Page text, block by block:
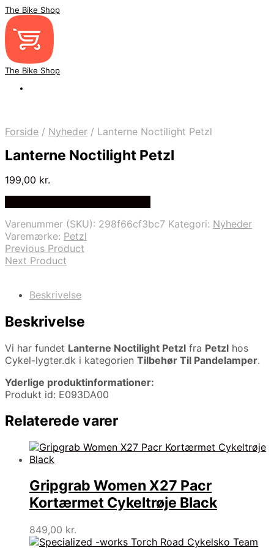
The Bike Shop
The Bike Shop
Forside / Nyheder / Lanterne Noctilight Petzl
Lanterne Noctilight Petzl
199,00 kr.
Varenummer (SKU): 298f66cf3bc7 Kategori: Nyheder
Varemærke: Petzl
Previous Product
Next Product
Beskrivelse
Beskrivelse
Vi har fundet Lanterne Noctilight Petzl fra Petzl hos
Cykel-lygter.dk i kategorien Tilbehør Til Pandelamper.
Yderlige produktinformationer:
Produkt id: E093DA00
Relaterede varer
Gripgrab Women X27 Pacr
Kortærmet Cykeltrøje Black
849,00 kr.